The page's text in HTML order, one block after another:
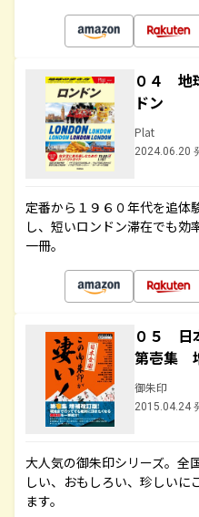
０４ 地
ドン
Plat
2024.06.20
定番から１９６０年代を追体
し、短いロンドン滞在でも効
一冊。
０５ 日
第壱集
御朱印
2015.04.24
大人気の御朱印シリーズ。全
しい、おもしろい、珍しいに
ます。